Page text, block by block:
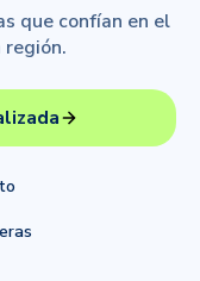
que confían en el